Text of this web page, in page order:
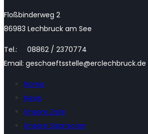
Floßbinderweg 2
86983 Lechbruck am See
Tel.: 08862 / 2370774
Email: geschaeftsstelle@erclechbruck.de
Home
News
Unsere Ziele
Unsere Sponsoren